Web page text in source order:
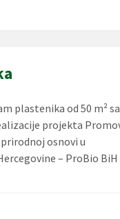
plastenika od 50 m² sa
projekta
osnovi u
– ProBio BiH